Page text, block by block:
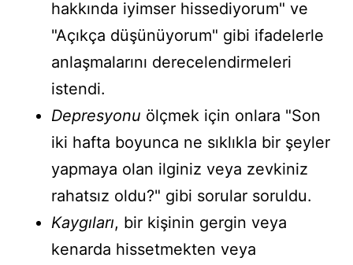
hakkında iyimser hissediyorum" ve
"Açıkça düşünüyorum" gibi ifadelerle
anlaşmalarını derecelendirmeleri
istendi.
Depresyonu ölçmek için onlara "Son
iki hafta boyunca ne sıklıkla bir şeyler
yapmaya olan ilginiz veya zevkiniz
rahatsız oldu?" gibi sorular soruldu.
Kaygıları, bir kişinin gergin veya
kenarda hissetmekten veya